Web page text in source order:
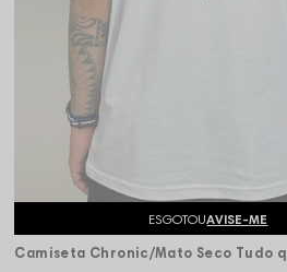
ESGOTOUAVISE-ME